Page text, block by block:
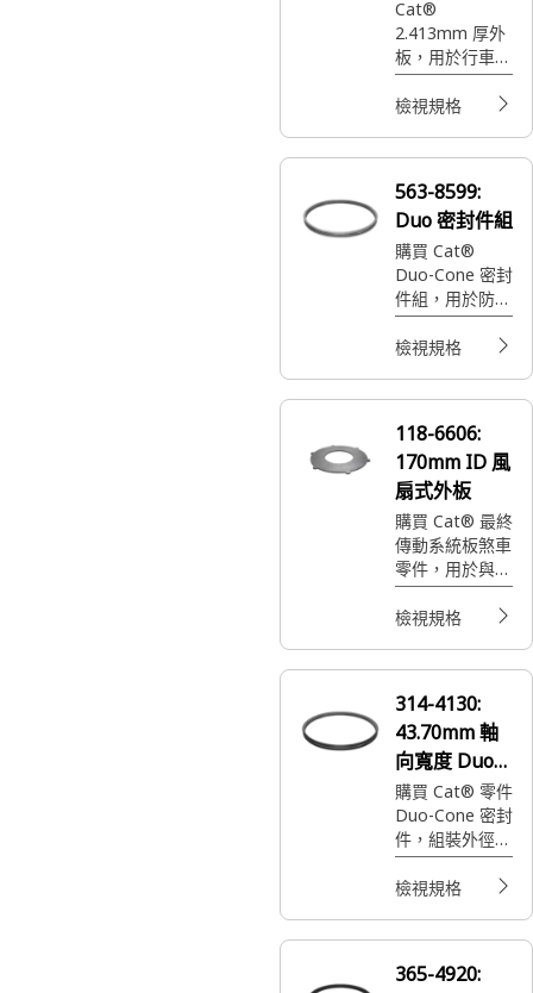
Cat®
2.413mm 厚外
板，用於行車和
駐車煞車
檢視規格
563-8599:
Duo 密封件組
購買 Cat®
Duo-Cone 密封
件組，用於防止
顆粒侵入並保護
設備，適用於相
的機具。
檢視規格
118-6606:
170mm ID 風
扇式外板
購買 Cat® 最終
傳動系統板煞車
零件，用於與
Cat 零件 118-
6606 相容的機
檢視規格
314-4130:
43.70mm 軸
向寬度 Duo-
Cone 油封
購買 Cat® 零件
Duo-Cone 密封
件，組裝外徑
698.30mm。此
零件用於維持緊
滲漏。
檢視規格
365-4920: